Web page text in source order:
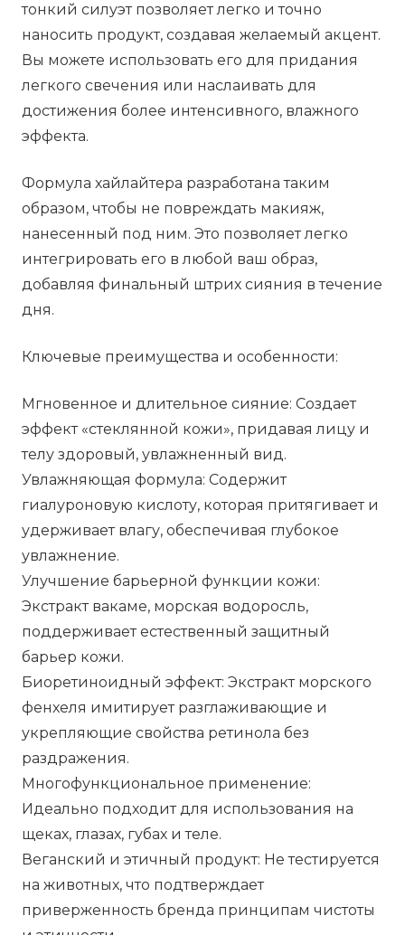
тонкий силуэт позволяет легко и точно
наносить продукт, создавая желаемый акцент.
Вы можете использовать его для придания
легкого свечения или наслаивать для
достижения более интенсивного, влажного
эффекта.
Формула хайлайтера разработана таким
образом, чтобы не повреждать макияж,
нанесенный под ним. Это позволяет легко
интегрировать его в любой ваш образ,
добавляя финальный штрих сияния в течение
дня.
Ключевые преимущества и особенности:
Мгновенное и длительное сияние: Создает
эффект «стеклянной кожи», придавая лицу и
телу здоровый, увлажненный вид.
Увлажняющая формула: Содержит
гиалуроновую кислоту, которая притягивает и
удерживает влагу, обеспечивая глубокое
увлажнение.
Улучшение барьерной функции кожи:
Экстракт вакаме, морская водоросль,
поддерживает естественный защитный
барьер кожи.
Биоретиноидный эффект: Экстракт морского
фенхеля имитирует разглаживающие и
укрепляющие свойства ретинола без
раздражения.
Многофункциональное применение:
Идеально подходит для использования на
щеках, глазах, губах и теле.
Веганский и этичный продукт: Не тестируется
на животных, что подтверждает
приверженность бренда принципам чистоты